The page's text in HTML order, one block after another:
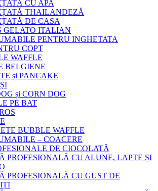
CU APA
THAILANDEZĂ
DE CASA
GELATO ITALIAN
PENTRU INGHETATA
COPT
WAFFLE
BELGIENE
și PANCAKE
și CORN DOG
PE BAT
BUBBLE WAFFLE
– COACERE
DE CIOCOLATĂ
PROFESIONALĂ CU ALUNE, LAPTE ȘI
PROFESIONALĂ CU GUST DE